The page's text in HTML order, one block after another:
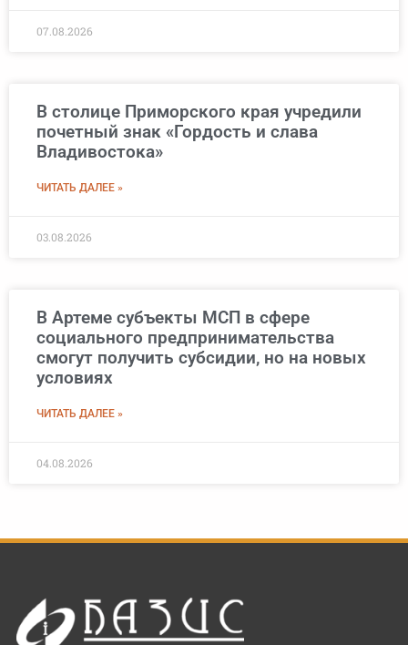
07.08.2026
В столице Приморского края учредили
почетный знак «Гордость и слава
Владивостока»
ЧИТАТЬ ДАЛЕЕ »
03.08.2026
В Артеме субъекты МСП в сфере
социального предпринимательства
смогут получить субсидии, но на новых
условиях
ЧИТАТЬ ДАЛЕЕ »
04.08.2026